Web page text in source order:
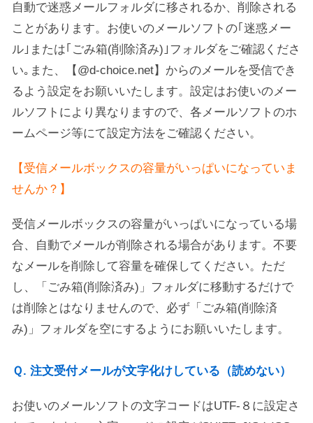
自動で迷惑メールフォルダに移されるか、削除される
ことがあります。お使いのメールソフトの｢迷惑メー
ル｣または｢ごみ箱(削除済み)｣フォルダをご確認くださ
い｡また、【@d-choice.net】からのメールを受信でき
るよう設定をお願いいたします。設定はお使いのメー
ルソフトにより異なりますので、各メールソフトのホ
ームページ等にて設定方法をご確認ください。
【受信メールボックスの容量がいっぱいになっていま
せんか？】
受信メールボックスの容量がいっぱいになっている場
合、自動でメールが削除される場合があります。不要
なメールを削除して容量を確保してください。ただ
し、「ごみ箱(削除済み)」フォルダに移動するだけで
は削除とはなりませんので、必ず「ごみ箱(削除済
み)」フォルダを空にするようにお願いいたします。
Ｑ. 注文受付メールが文字化けしている（読めない）
お使いのメールソフトの文字コードはUTF-８に設定さ